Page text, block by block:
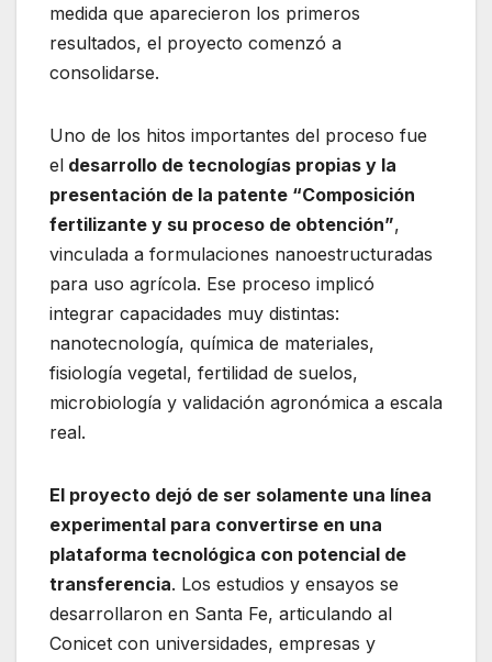
medida que aparecieron los primeros
resultados, el proyecto comenzó a
consolidarse.
Uno de los hitos importantes del proceso fue
el desarrollo de tecnologías propias y la
presentación de la patente “Composición
fertilizante y su proceso de obtención”,
vinculada a formulaciones nanoestructuradas
para uso agrícola. Ese proceso implicó
integrar capacidades muy distintas:
nanotecnología, química de materiales,
fisiología vegetal, fertilidad de suelos,
microbiología y validación agronómica a escala
real.
El proyecto dejó de ser solamente una línea
experimental para convertirse en una
plataforma tecnológica con potencial de
transferencia. Los estudios y ensayos se
desarrollaron en Santa Fe, articulando al
Conicet con universidades, empresas y